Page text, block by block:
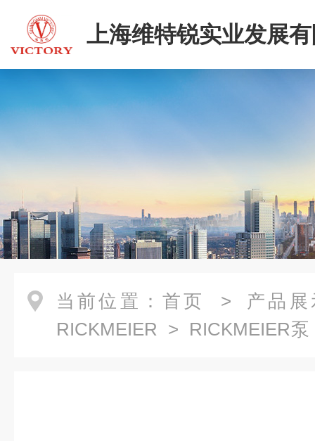
上海维特锐实业发展
当前位置： 首页 > 产品展
RICKMEIER > RICKMEIER泵